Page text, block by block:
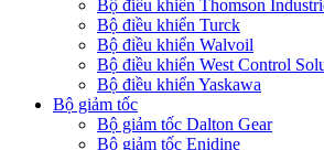
Bộ điều khiển Thomson
Bộ điều khiển Turck
Bộ điều khiển Walvoil
Bộ điều khiển West Control
Bộ điều khiển Yaskawa
Bộ giảm tốc
Bộ giảm tốc Dalton Gear
Bộ giảm tốc Enidine